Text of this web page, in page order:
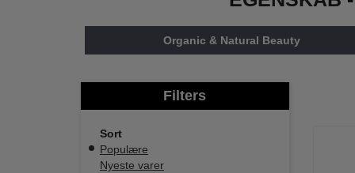
Organic & Natural Beauty
Filters
Sort
Populære
Nyeste varer